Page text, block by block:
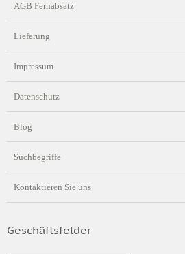
AGB Fernabsatz
Lieferung
Impressum
Datenschutz
Blog
Suchbegriffe
Kontaktieren Sie uns
Geschäftsfelder